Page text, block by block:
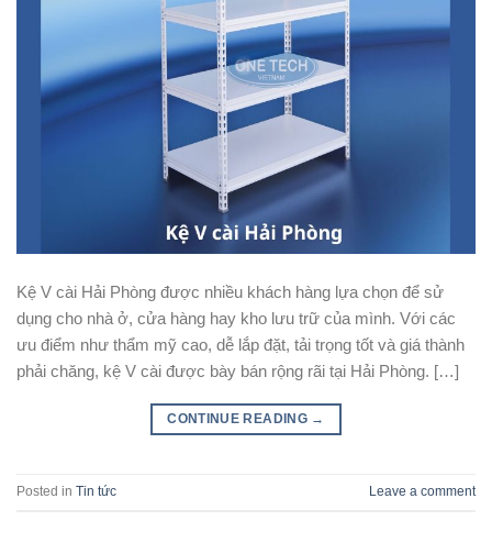
Kệ V cài Hải Phòng được nhiều khách hàng lựa chọn để sử
dụng cho nhà ở, cửa hàng hay kho lưu trữ của mình. Với các
ưu điểm như thẩm mỹ cao, dễ lắp đặt, tải trọng tốt và giá thành
phải chăng, kệ V cài được bày bán rộng rãi tại Hải Phòng. […]
CONTINUE READING →
Posted in Tin tức Leave a comment